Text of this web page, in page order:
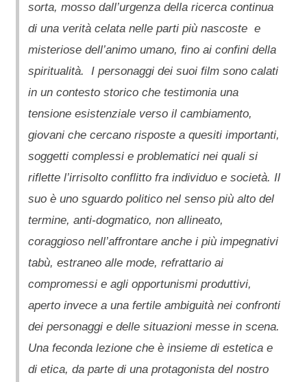
sorta, mosso dall’urgenza della ricerca continua
di una verità celata nelle parti più nascoste e
misteriose dell’animo umano, fino ai confini della
spiritualità. I personaggi dei suoi film sono calati
in un contesto storico che testimonia una
tensione esistenziale verso il cambiamento,
giovani che cercano risposte a quesiti importanti,
soggetti complessi e problematici nei quali si
riflette l’irrisolto conflitto fra individuo e società. Il
suo è uno sguardo politico nel senso più alto del
termine, anti-dogmatico, non allineato,
coraggioso nell’affrontare anche i più impegnativi
tabù, estraneo alle mode, refrattario ai
compromessi e agli opportunismi produttivi,
aperto invece a una fertile ambiguità nei confronti
dei personaggi e delle situazioni messe in scena.
Una feconda lezione che è insieme di estetica e
di etica, da parte di una protagonista del nostro